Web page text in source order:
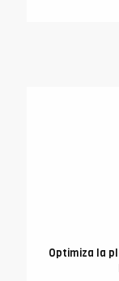
Optimiza la